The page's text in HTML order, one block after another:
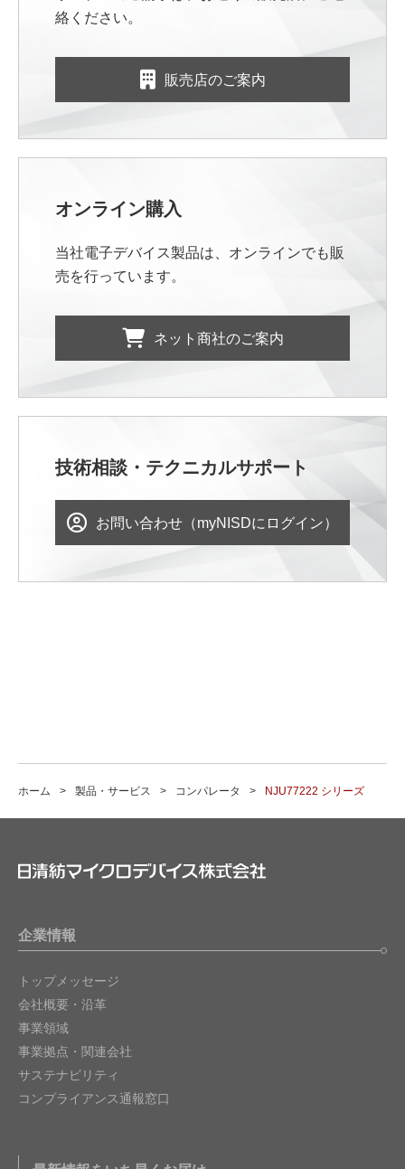
絡ください。
販売店のご案内
オンライン購入
当社電子デバイス製品は、オンラインでも販
売を行っています。
ネット商社のご案内
技術相談・テクニカルサポート
お問い合わせ（myNISDにログイン）
ホーム 製品・サービス コンパレータ NJU77222 シリーズ
企業情報
トップメッセージ
会社概要・沿革
事業領域
事業拠点・関連会社
サステナビリティ
コンプライアンス通報窓口